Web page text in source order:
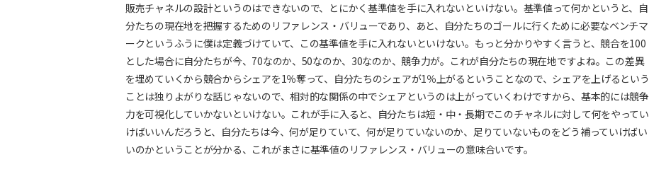
販売チャネルの設計というのはできないので、とにかく基準値を手に入れないといけない。基準値って何かというと、自
分たちの現在地を把握するためのリファレンス・バリューであり、あと、自分たちのゴールに行くために必要なベンチマ
ークというふうに僕は定義づけていて、この基準値を手に入れないといけない。もっと分かりやすく言うと、競合を100
とした場合に自分たちが今、70なのか、50なのか、30なのか、競争力が。これが自分たちの現在地ですよね。この差異
を埋めていくから競合からシェアを1％奪って、自分たちのシェアが1％上がるということなので、シェアを上げるという
ことは独りよがりな話じゃないので、相対的な関係の中でシェアというのは上がっていくわけですから、基本的には競争
力を可視化していかないといけない。これが手に入ると、自分たちは短・中・長期でこのチャネルに対して何をやってい
けばいいんだろうと、自分たちは今、何が足りていて、何が足りていないのか、足りていないものをどう補っていけばい
いのかということが分かる、これがまさに基準値のリファレンス・バリューの意味合いです。